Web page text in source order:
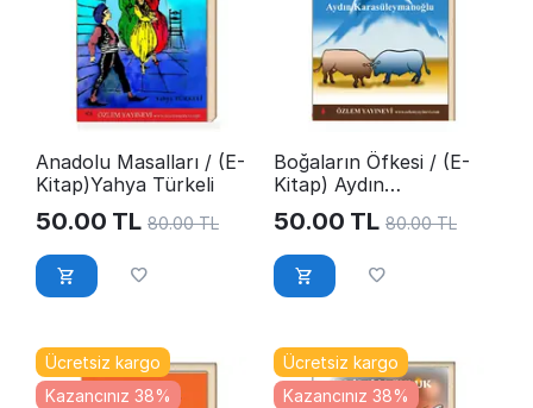
Anadolu Masalları / (E-
Kitap)Yahya Türkeli
50.00 TL 80.00 TL
Boğaların Öfkesi / (E-
Kitap) Aydın
Karasüleymanoğlu
50.00 TL 80.00 TL
Ücretsiz kargo
Kazancınız 38%
Ücretsiz kargo
Kazancınız 38%